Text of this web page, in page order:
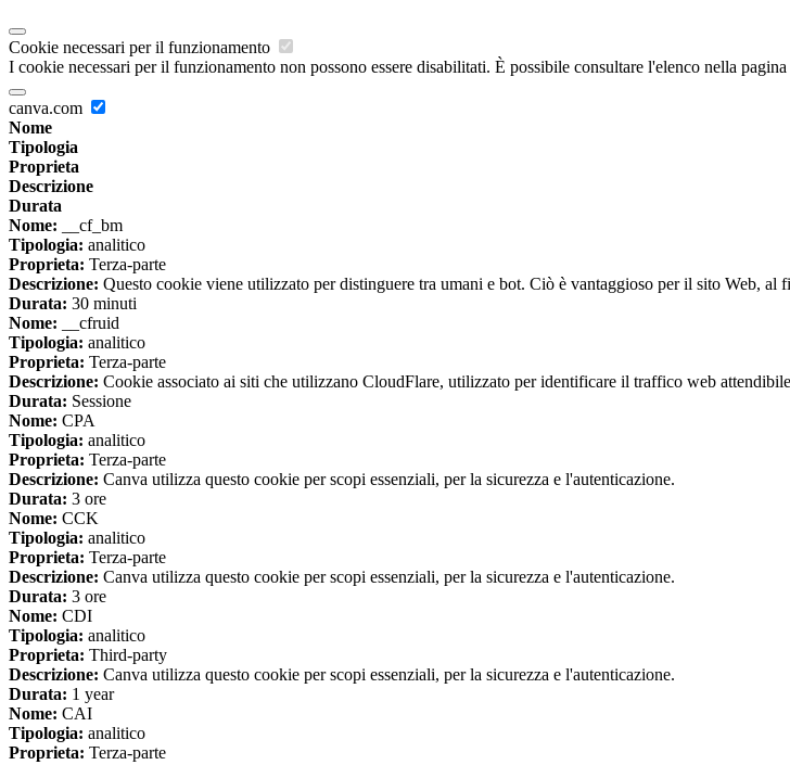
Cookie necessari per il funzionamento
I cookie necessari per il funzionamento non possono essere disabilitati. È possibile consultare l'elenco nella
canva.com
Nome
Tipologia
Proprieta
Descrizione
Durata
Nome: __cf_bm
Tipologia: analitico
Proprieta: Terza-parte
Descrizione: Questo cookie viene utilizzato per distinguere tra umani e bot. Ciò è vantaggioso per il sito Web,
Durata: 30 minuti
Nome: __cfruid
Tipologia: analitico
Proprieta: Terza-parte
Descrizione: Cookie associato ai siti che utilizzano CloudFlare, utilizzato per identificare il traffico web
Durata: Sessione
Nome: CPA
Tipologia: analitico
Proprieta: Terza-parte
Descrizione: Canva utilizza questo cookie per scopi essenziali, per la sicurezza e l'autenticazione.
Durata: 3 ore
Nome: CCK
Tipologia: analitico
Proprieta: Terza-parte
Descrizione: Canva utilizza questo cookie per scopi essenziali, per la sicurezza e l'autenticazione.
Durata: 3 ore
Nome: CDI
Tipologia: analitico
Proprieta: Third-party
Descrizione: Canva utilizza questo cookie per scopi essenziali, per la sicurezza e l'autenticazione.
Durata: 1 year
Nome: CAI
Tipologia: analitico
Proprieta: Terza-parte